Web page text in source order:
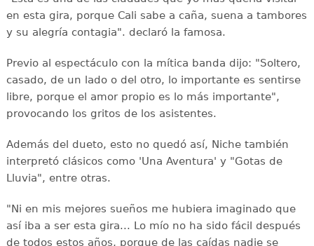
en esta gira, porque Cali sabe a caña, suena a tambores
y su alegría contagia". declaró la famosa.
Previo al espectáculo con la mítica banda dijo: "Soltero,
casado, de un lado o del otro, lo importante es sentirse
libre, porque el amor propio es lo más importante",
provocando los gritos de los asistentes.
Además del dueto, esto no quedó así, Niche también
interpretó clásicos como 'Una Aventura' y "Gotas de
Lluvia", entre otras.
"Ni en mis mejores sueños me hubiera imaginado que
así iba a ser esta gira... Lo mío no ha sido fácil después
de todos estos años, porque de las caídas nadie se